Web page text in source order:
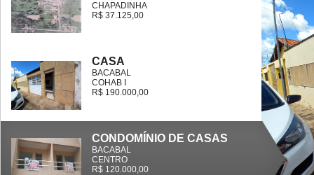
CHAPADINHA
R$ 37.125,00
CASA
BACABAL
COHAB I
R$ 190.000,00
CONDOMÍNIO DE CASAS
BACABAL
CENTRO
R$ 120.000,00